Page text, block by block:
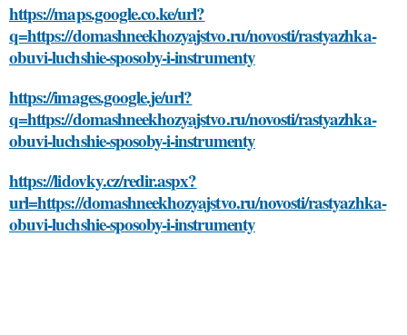
https://maps.google.co.ke/url?
q=https://domashneekhozyajstvo.ru/novosti/rastyazhka-
obuvi-luchshie-sposoby-i-instrumenty
https://images.google.je/url?
q=https://domashneekhozyajstvo.ru/novosti/rastyazhka-
obuvi-luchshie-sposoby-i-instrumenty
https://lidovky.cz/redir.aspx?
url=https://domashneekhozyajstvo.ru/novosti/rastyazhka-
obuvi-luchshie-sposoby-i-instrumenty